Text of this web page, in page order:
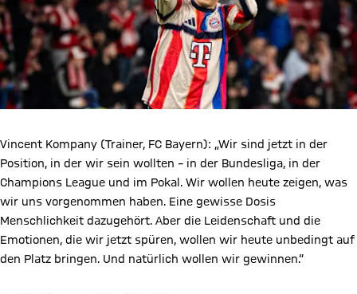
geschafft haben, wie wir jetzt im Rückspiel in Leipzig echt zu
tun hatten - das war ein Spiel auf Augenhöhe. Und deswegen:
Das wird heute auch ein Spiel auf Augenhöhe.“